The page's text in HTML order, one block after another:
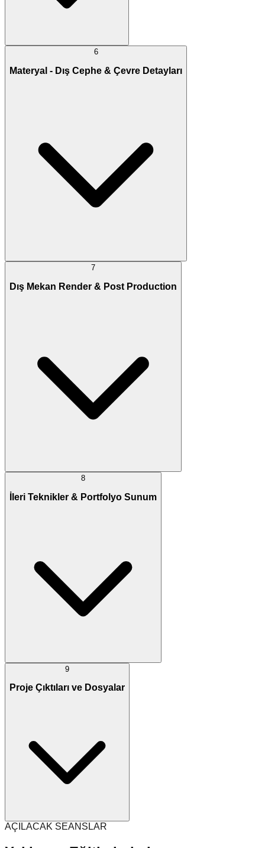
6
Materyal - Dış Cephe & Çevre Detayları
7
Dış Mekan Render & Post Production
8
İleri Teknikler & Portfolyo Sunum
9
Proje Çıktıları ve Dosyalar
AÇILACAK SEANSLAR